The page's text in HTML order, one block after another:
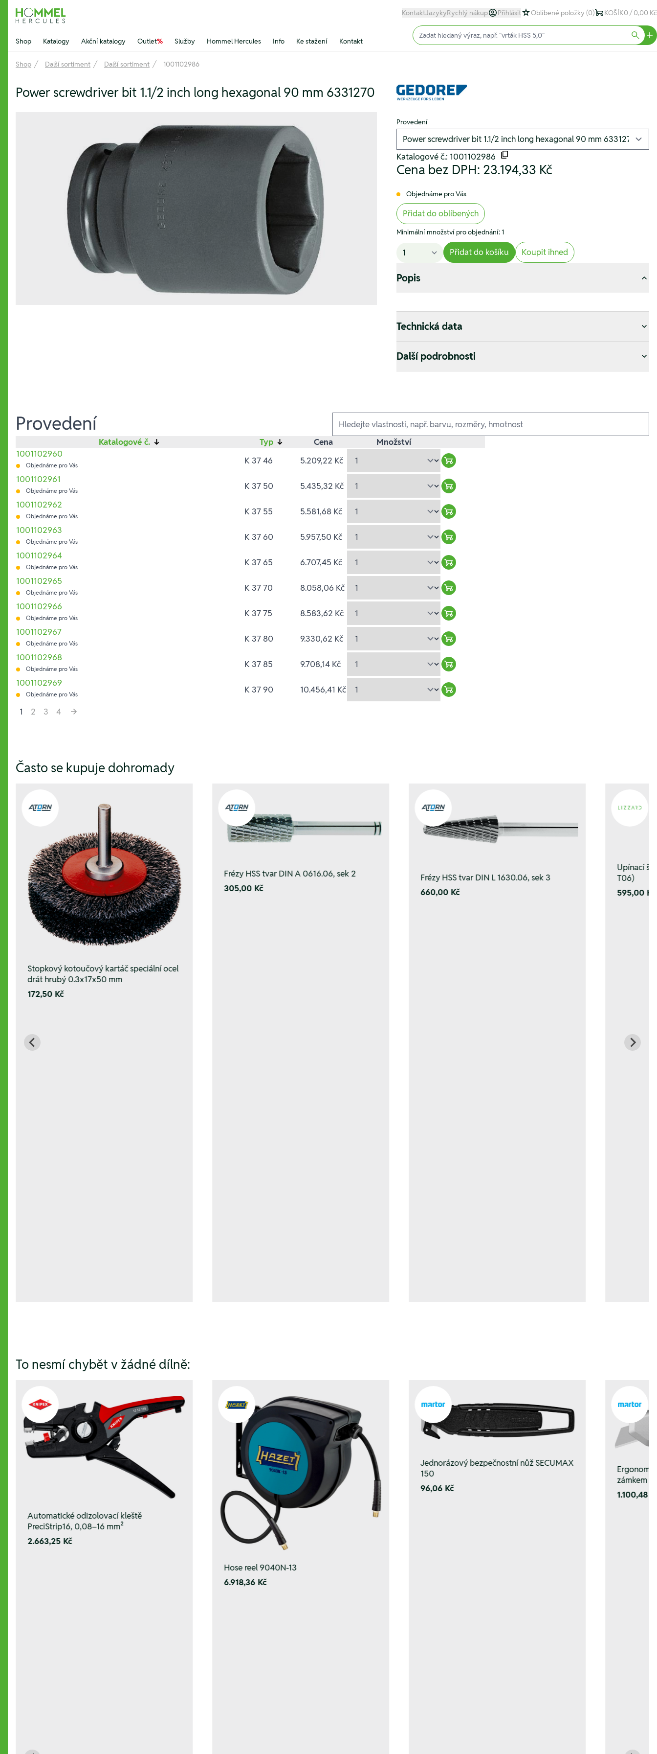
Hommel Hercules
KontaktJazykyRychlý nákup Přihlásit Oblíbené položky (0) KOŠÍK0 / 0,00 Kč
Shop Katalogy Akční katalogy Outlet% Služby Hommel Hercules Info Ke stažení Kontakt
Input (text)
Shop Další sortiment Další sortiment 1001102986
Power screwdriver bit 1.1/2 inch long hexagonal 90 mm 6331270
Provedení
Katalogové č.: 1001102986
Cena bez DPH: 23.194,33 Kč
Objednáme pro Vás
Přidat do oblíbených
Minimální množství pro objednání: 1
Přidat do košíku Koupit ihned
Popis
Technická data
Další podrobnosti
Provedení Ausführungen
Katalogové č. ↓ Typ ↓ Cena
Množství
1001102960
Objednáme pro Vás K 37 46 5.209,22 Kč
Warenkorb hinzufügen
1001102961
Objednáme pro Vás K 37 50 5.435,32 Kč
Warenkorb hinzufügen
1001102962
Objednáme pro Vás K 37 55 5.581,68 Kč
Warenkorb hinzufügen
1001102963
Objednáme pro Vás K 37 60 5.957,50 Kč
Warenkorb hinzufügen
1001102964
Objednáme pro Vás K 37 65 6.707,45 Kč
Warenkorb hinzufügen
1001102965
Objednáme pro Vás K 37 70 8.058,06 Kč
Warenkorb hinzufügen
1001102966
Objednáme pro Vás K 37 75 8.583,62 Kč
Warenkorb hinzufügen
1001102967
Objednáme pro Vás K 37 80 9.330,62 Kč
Warenkorb hinzufügen
1001102968
Objednáme pro Vás K 37 85 9.708,14 Kč
Warenkorb hinzufügen
1001102969
Objednáme pro Vás K 37 90 10.456,41 Kč
Warenkorb hinzufügen
1
2 3
4
Často se kupuje dohromady
Stopkový kotoučový kartáč speciální ocel
drát hrubý 0.3x17x50 mm
172,50 Kč
Frézy HSS tvar DIN A 0616.06, sek 2
305,00 Kč
Frézy HSS tvar DIN L 1630.06, sek 3
660,00 Kč
Upínací
T06)
595,00 Kč
To nesmí chybět v žádné dílně:
Automatické odizolovací kleště
PreciStrip16, 0,08–16 mm²
2.663,25 Kč
Hose reel 9040N-13
6.918,36 Kč
Jednorázový bezpečnostní nůž SECUMAX
150
96,06 Kč
zámkem
1.100,48